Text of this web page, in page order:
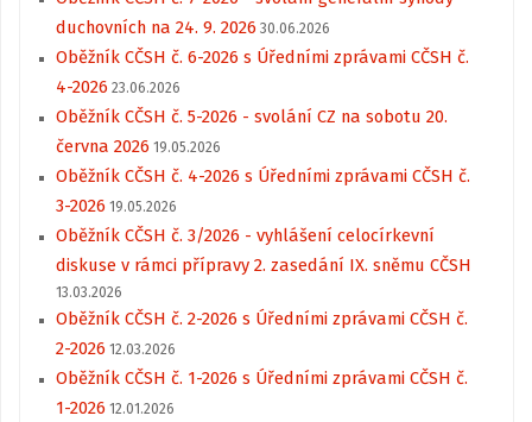
duchovních na 24. 9. 2026 30.06.2026
Oběžník CČSH č. 6-2026 s Úředními zprávami CČSH č.
4-2026 23.06.2026
Oběžník CČSH č. 5-2026 - svolání CZ na sobotu 20.
června 2026 19.05.2026
Oběžník CČSH č. 4-2026 s Úředními zprávami CČSH č.
3-2026 19.05.2026
Oběžník CČSH č. 3/2026 - vyhlášení celocírkevní
diskuse v rámci přípravy 2. zasedání IX. sněmu CČSH
13.03.2026
Oběžník CČSH č. 2-2026 s Úředními zprávami CČSH č.
2-2026 12.03.2026
Oběžník CČSH č. 1-2026 s Úředními zprávami CČSH č.
1-2026 12.01.2026